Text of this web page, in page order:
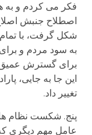
فکر می کردم و به
اصطلاح جنبش
شکل گرفت، با
به سود مردم و
برای گسترش عمیق
این جا به جایی،
تغییر داد.
پنج. شکست نظام
عامل مهم دیگری که